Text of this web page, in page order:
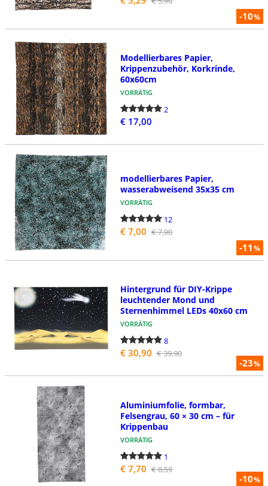
-10%
Modellierbares Papier,
Krippenzubehör, Korkrinde,
60x60cm
VORRÄTIG
2
€ 17,00
-11%
modellierbares Papier,
wasserabweisend 35x35 cm
VORRÄTIG
12
€ 7,00 € 7,90
-23%
Hintergrund für DIY-Krippe
leuchtender Mond und
Sternenhimmel LEDs 40x60 cm
VORRÄTIG
8
€ 30,90 € 39,90
-10%
Aluminiumfolie, formbar,
Felsengrau, 60 × 30 cm – für
Krippenbau
VORRÄTIG
1
€ 7,70 € 8,59